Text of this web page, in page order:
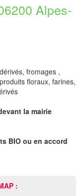
Alpes-
fromages ,
floraux, farines,
la mairie
BIO ou en accord
: